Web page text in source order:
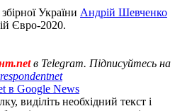
України Андрій Шевченко
Євро-2020.
в Telegram. Підписуйтесь на
в Google News
виділіть необхідний текст і